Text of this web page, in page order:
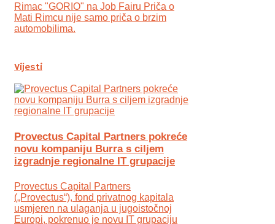
Rimac "GORIO" na Job Fairu Priča o
Mati Rimcu nije samo priča o brzim
automobilima.
Vijesti
Provectus Capital Partners pokreće
novu kompaniju Burra s ciljem
izgradnje regionalne IT grupacije
Provectus Capital Partners
(„Provectus“), fond privatnog kapitala
usmjeren na ulaganja u jugoistočnoj
Europi, pokrenuo je novu IT grupaciju